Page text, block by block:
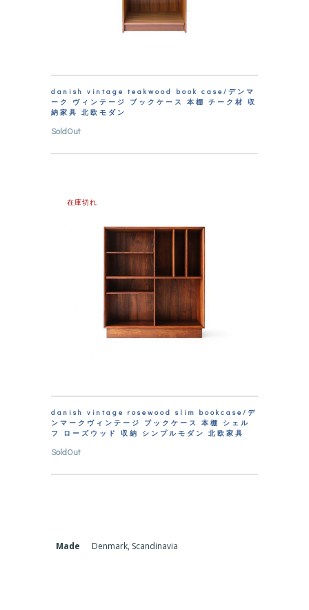
danish vintage teakwood book case/デンマ
ーク ヴィンテージ ブックケース 本棚 チーク材 収
納家具 北欧モダン
SoldOut
在庫切れ
danish vintage rosewood slim bookcase/デ
ンマークヴィンテージ ブックケース 本棚 シェル
フ ローズウッド 収納 シンプルモダン 北欧家具
SoldOut
Made Denmark, Scandinavia